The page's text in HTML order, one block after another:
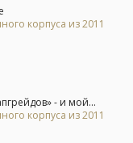
корпуса из 2011
- и мой...
корпуса из 2011